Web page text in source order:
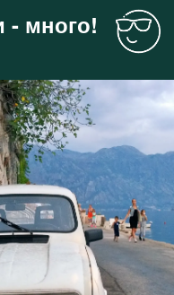
- много!